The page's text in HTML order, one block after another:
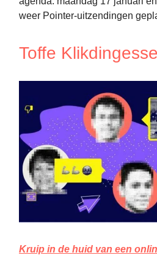
weer Pointer-uitzendingen
Toffe
Kruip in de huid van een